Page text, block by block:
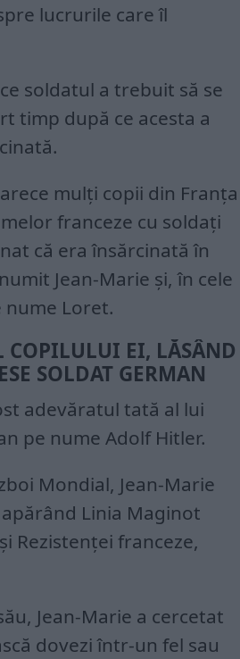
lucrurile care îl
soldatul a trebuit să se
timp după ce acesta a
mulți copii din Franța
franceze cu soldați
că era însărcinată în
Jean-Marie și, în cele
Loret.
COPILULUI EI, LĂSÂND
SOLDAT GERMAN
adevăratul tată al lui
pe nume Adolf Hitler.
Mondial, Jean-Marie
Linia Maginot
Rezistenței franceze,
Jean-Marie a cercetat
dovezi într-un fel sau